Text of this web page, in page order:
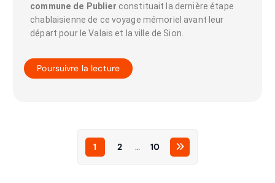
commune de Publier constituait la dernière étape
chablaisienne de ce voyage mémoriel avant leur
départ pour le Valais et la ville de Sion.
Poursuivre la lecture
1 2 … 10